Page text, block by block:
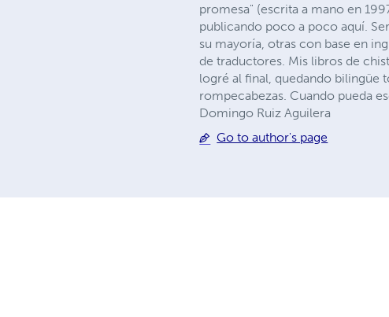
promesa" (escrita a mano en
publicando poco a poco aquí.
su mayoría, otras con base en
de traductores. Mis libros de
logré al final, quedando
rompecabezas. Cuando pueda
Domingo Ruiz Aguilera
Go to author's page